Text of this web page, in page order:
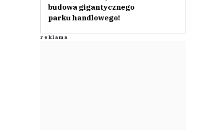
budowa gigantycznego
parku handlowego!